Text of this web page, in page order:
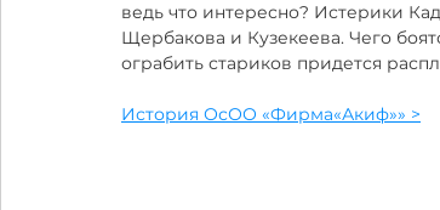
ведь что интересно? Истерики
Щербакова и Кузекеева. Чего
ограбить стариков придется
История ОсОО «Фирма«Акиф»» >